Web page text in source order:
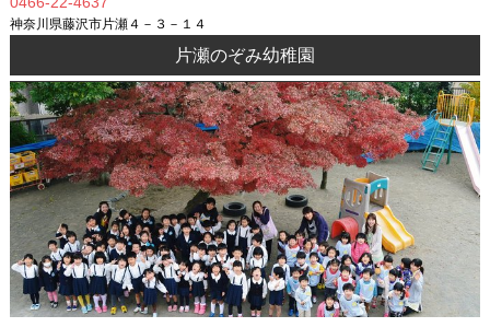
神奈川県藤沢市片瀬４－３－１４
片瀬のぞみ幼稚園